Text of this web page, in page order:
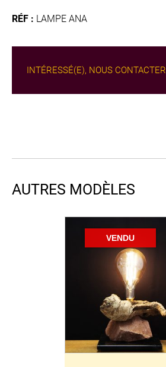
RÉF : LAMPE ANA
INTÉRESSÉ(E), NOUS CONTACTER